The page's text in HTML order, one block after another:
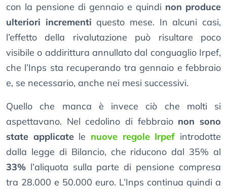
con la pensione di gennaio e quindi non produce
ulteriori incrementi questo mese. In alcuni casi,
l’effetto della rivalutazione può risultare poco
visibile o addirittura annullato dal conguaglio Irpef,
che l’Inps sta recuperando tra gennaio e febbraio
e, se necessario, anche nei mesi successivi.
Quello che manca è invece ciò che molti si
aspettavano. Nel cedolino di febbraio non sono
state applicatele nuove regole Irpef introdotte
dalla legge di Bilancio, che riducono dal 35% al
33% l’aliquota sulla parte di pensione compresa
tra 28.000 e 50.000 euro. L’Inps continua quindi a